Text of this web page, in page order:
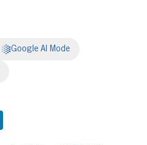
Google AI Mode